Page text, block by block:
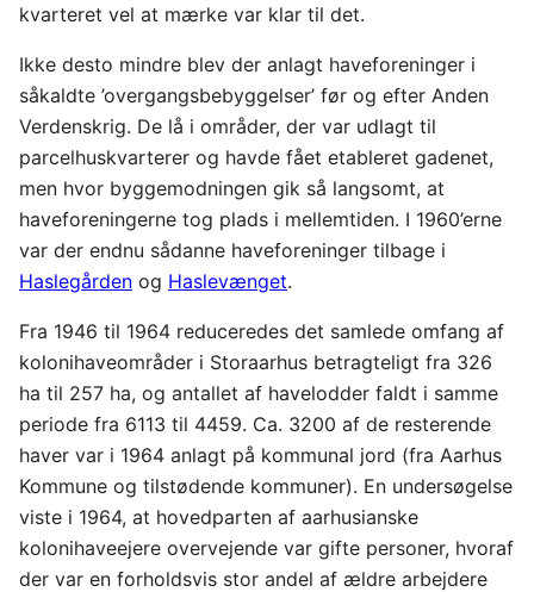
kvarteret vel at mærke var klar til det.
Ikke desto mindre blev der anlagt haveforeninger i
såkaldte ’overgangsbebyggelser’ før og efter Anden
Verdenskrig. De lå i områder, der var udlagt til
parcelhuskvarterer og havde fået etableret gadenet,
men hvor byggemodningen gik så langsomt, at
haveforeningerne tog plads i mellemtiden. I 1960’erne
var der endnu sådanne haveforeninger tilbage i
Haslegården og Haslevænget.
Fra 1946 til 1964 reduceredes det samlede omfang af
kolonihaveområder i Storaarhus betragteligt fra 326
ha til 257 ha, og antallet af havelodder faldt i samme
periode fra 6113 til 4459. Ca. 3200 af de resterende
haver var i 1964 anlagt på kommunal jord (fra Aarhus
Kommune og tilstødende kommuner). En undersøgelse
viste i 1964, at hovedparten af aarhusianske
kolonihaveejere overvejende var gifte personer, hvoraf
der var en forholdsvis stor andel af ældre arbejdere